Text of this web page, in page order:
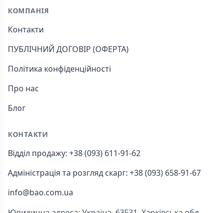
КОМПАНІЯ
Контакти
ПУБЛІЧНИЙ ДОГОВІР (ОФЕРТА)
Політика конфіденційності
Про нас
Блог
КОНТАКТИ
Відділ продажу: +38 (093) 611-91-62
Адміністрація та розгляд скарг: +38 (093) 658-91-67
info@bao.com.ua